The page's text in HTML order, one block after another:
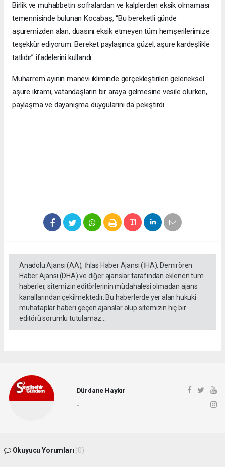
Birlik ve muhabbetin sofralardan ve kalplerden eksik olmaması
temennisinde bulunan Kocabaş, “Bu bereketli günde
aşuremizden alan, duasını eksik etmeyen tüm hemşerilerimize
teşekkür ediyorum. Bereket paylaşınca güzel, aşure kardeşlikle
tatlıdır” ifadelerini kullandı.
Muharrem ayının manevi ikliminde gerçekleştirilen geleneksel
aşure ikramı, vatandaşların bir araya gelmesine vesile olurken,
paylaşma ve dayanışma duygularını da pekiştirdi.
Anadolu Ajansı (AA), İhlas Haber Ajansı (İHA), Demirören
Haber Ajansı (DHA) ve diğer ajanslar tarafından eklenen tüm
haberler, sitemizin editörlerinin müdahalesi olmadan ajans
kanallarından çekilmektedir. Bu haberlerde yer alan hukuki
muhataplar haberi geçen ajanslar olup sitemizin hiç bir
editörü sorumlu tutulamaz...
Dürdane Haykır
-
Okuyucu Yorumları (0)